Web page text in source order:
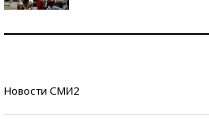
Новости СМИ2